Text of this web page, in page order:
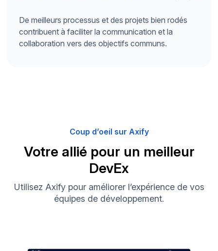
De meilleurs processus et des projets bien rodés
contribuent à faciliter la communication et la
collaboration vers des objectifs communs.
Coup d’oeil sur Axify
Votre allié pour un meilleur
DevEx
Utilisez Axify pour améliorer l’expérience de vos
équipes de développement.